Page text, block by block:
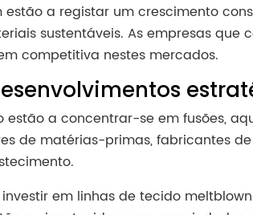
a registar um crescimento
sustentáveis. As empresas
competitiva nestes mercados.
a concentrar-se em fusões,
de matérias-primas, fabricantes
em linhas de tecido